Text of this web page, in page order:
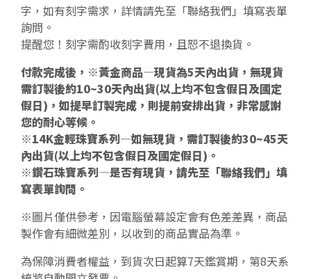
字，如有刻字需求，詳情請先至「聯絡我們」填寫表單
詢問。
提醒您！刻字需酌收刻字費用，且恕不退換貨。
付款完成後，※黃金商品—現貨為5天內出貨，無現貨
需訂製後約10~30天內出貨(以上均不包含假日及國定
假日)，如提早訂製完成，則提前安排出貨，非常感謝
您的耐心等候。
※14K金輕珠寶系列—如無現貨，需訂製後約30~45天
內出貨(以上均不包含假日及國定假日)。
※鑽石珠寶系列—是否有現貨，請先至「聯絡我們」填
寫表單詢問。
※圖片僅供參考，因電腦螢幕設定會有色差差異，商品
製作會有細微差別，以收到的商品實品為準。
為保障消費者權益，到貨次日起算7天鑑賞期，第8天系